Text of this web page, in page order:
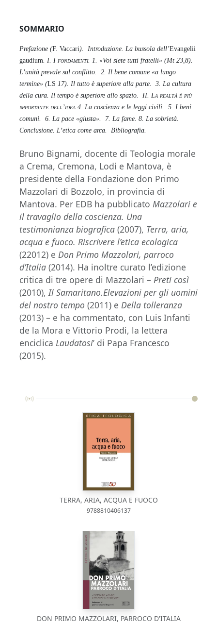
SOMMARIO
Prefazione (F. Vaccari). Introduzione. La bussola dell’Evangelii
gaudium. I. I fondamenti. 1. «Voi siete tutti fratelli» (Mt 23,8).
L’unità prevale sul conflitto. 2. Il bene comune «a lungo
termine» (LS 17). Il tutto è superiore alla parte. 3. La cultura
della cura. Il tempo è superiore allo spazio. II. La realtà è più
importante dell’idea.4. La coscienza e le leggi civili. 5. I beni
comuni. 6. La pace «giusta». 7. La fame. 8. La sobrietà.
Conclusione. L’etica come arca. Bibliografia.
Bruno Bignami, docente di Teologia morale
a Crema, Cremona, Lodi e Mantova, è
presidente della Fondazione don Primo
Mazzolari di Bozzolo, in provincia di
Mantova. Per EDB ha pubblicato Mazzolari e
il travaglio della coscienza. Una
testimonianza biografica (2007), Terra, aria,
acqua e fuoco. Riscrivere l’etica ecologica
(22012) e Don Primo Mazzolari, parroco
d’Italia (2014). Ha inoltre curato l’edizione
critica di tre opere di Mazzolari – Preti così
(2010),Il Samaritano.Elevazioni per gli uomini
del nostro tempo (2011) e Della tolleranza
(2013) – e ha commentato, con Luis Infanti
de la Mora e Vittorio Prodi, la lettera
enciclica Laudatosi’ di Papa Francesco
(2015).
TERRA, ARIA, ACQUA E FUOCO
9788810406137
DON PRIMO MAZZOLARI, PARROCO D'ITALIA